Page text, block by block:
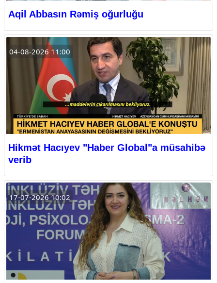
Aqil Abbasın Rəmiş oğurluğu
04-08-2026 11:00
Hikmət Hacıyev "Haber Global"a müsahibə
verib
17-07-2026 10:02